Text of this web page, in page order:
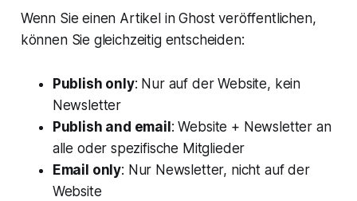
Wenn Sie einen Artikel in Ghost veröffentlichen,
können Sie gleichzeitig entscheiden:
Publish only: Nur auf der Website, kein
Newsletter
Publish and email : Website + Newsletter an
alle oder spezifische Mitglieder
Email only: Nur Newsletter, nicht auf der
Website